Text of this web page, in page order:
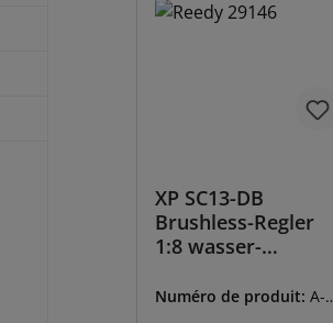
XP SC13-DB
Brushless-Regler
1:8 wasser-
Numéro de produit: A-2